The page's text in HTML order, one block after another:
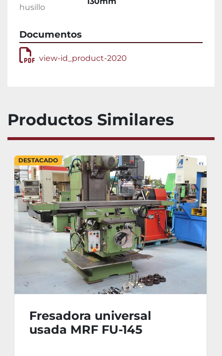
husillo
Documentos
view-id_product-2020
Productos Similares
DESTACADO
Fresadora universal
usada MRF FU-145